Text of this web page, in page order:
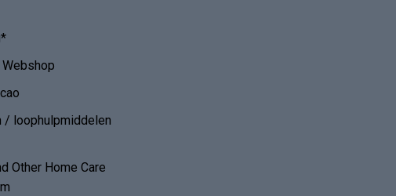
/ loophulpmiddelen
Other Home Care